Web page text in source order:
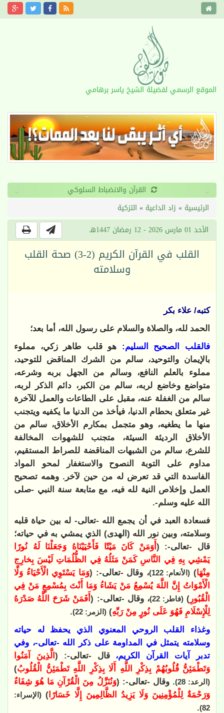
الموقع الرسمي لفضيلة الشيخ ياسر برهامي
طول الأمد ‹
›
الرئيسية » زاد الداعية » التزكية
الأحد 01 مارس 2026 - 12 رمضان 1447هـ
القلب في القرآن الكريم (2-3) صحة القلب
وسلامته
كتبه/ علاء بكر
الحمد لله، والصلاة والسلام على رسول الله، أما بعد؛
فالقلب الصحيح السليم: هو قلب طاهر زكي، مملوء
بالإيمان والتوحيد، سالم من الشرك المناقض للتوحيد،
مملوء بالعلم النافع، وسالم من الجهل بربه وشرعه،
متواضع وخاضع لربه، سالم من الكبر، دائم الذكر لربه،
سالم من الغفلة عنه، مقبل على الطاعات والعمل للآخرة
غير متعلق بحطام الدنيا، فيأخذ من الدنيا ما يكفيه ويتجنب
منها ما يطغيه، وهو متجمل بمكارم الأخلاق، سالم من
الأخلاق الرديئة السيئة، متجنب للشهوات المخالفة
للشرع، سالم من الشبهات المناقضة للصراط المستقيم،
مداوم على التوبة النصوح والاستغفار لمحو المواد
الفاسدة التي قد تعرض له من حين لآخر. وهمه تصحيح
العمل وإخلاص النية لله فيه، مع متابعة سنة النبي -صلى
الله عليه وسلم-.
فسعادة العبد في أن يجمع الله -تعالى- له بين حياة قلبه
وسلامته، وبين نور الله (الهدى) الذي يمشي به في حياته؛
قال -تعالى-: ( أَوَمَنْ كَانَ مَيْتًا فَأَحْيَيْنَاهُ وَجَعَلْنَا لَهُ نُورًا
يَمْشِي بِهِ فِي النَّاسِ كَمَنْ مَثَلُهُ فِي الظُّلُمَاتِ لَيْسَ بِخارِجٍ
مِنْهَا) (الأنعام: 122) ، وقال -تعالى-: (وَمَا يَسْتَوِي الْأَحْيَاءُ وَلَا
الْأَمْوَاتُ إِنَّ اللَّهَ يُسْمِعُ مَنْ يَشَاءُ وَمَا أَنْتَ بِمُسْمِعٍ مَنْ فِي
الْقُبُورِ )(فاطر: 22) ، وقال -تعالى-: (أَفَمَنْ شَرَحَ اللَّهُ صَدْرَهُ
لِلْإِسْلَامِ فَهُوَ عَلَى نُورٍ مِنْ رَبِّهِ) (الزمر: 22)
.
وغذاء القلب الروحي المعنوي الذي يحفظ له حياته
وسلامته يتمثل في المداومة على ذكر الله -تعالى-، وفي
تدبر آيات القرآن الكريم، قال -تعالى-: ( الَّذِينَ آمَنُوا
وَتَطْمَئِنُّ قُلُوبُهُمْ بِذِكْرِ اللَّهِ أَلَا بِذِكْرِ اللَّهِ تَطْمَئِنُّ الْقُلُوبُ)
(الرعد: 28) . وقال -تعالى-: (وَنُنَزِّلُ مِنَ الْقُرْآنِ مَا هُوَ شِفَاءٌ
وَرَحْمَةٌ لِلْمُؤْمِنِينَ وَلَا يَزِيدُ الظَّالِمِينَ إِلَّا خَسَارًا ) (الإسراء:
82)
.